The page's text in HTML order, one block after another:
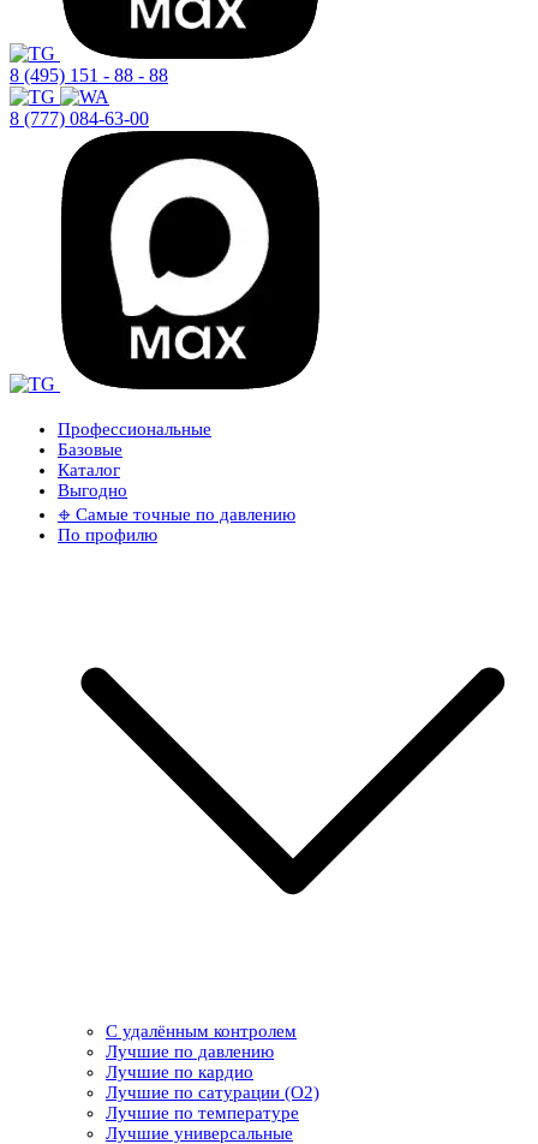
8 (495) 151 - 88 - 88
8 (777) 084-63-00
Профессиональные
Базовые
Каталог
Выгодно
𖦏 Самые точные по давлению
По профилю
С удалённым контролем
Лучшие по давлению
Лучшие по кардио
Лучшие по сатурации (О2)
Лучшие по температуре
Лучшие универсальные